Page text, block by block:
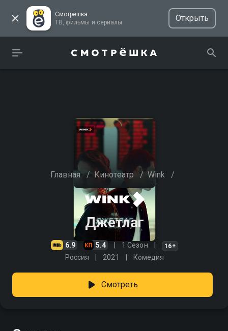
Смотрёшка
ТВ, фильмы и сериалы
Открыть
Главная / Кинотеатр / Wink /
Джетлаг
6.9 5.4 1 Сезон 16+
Россия 2021 Комедия
Смотреть